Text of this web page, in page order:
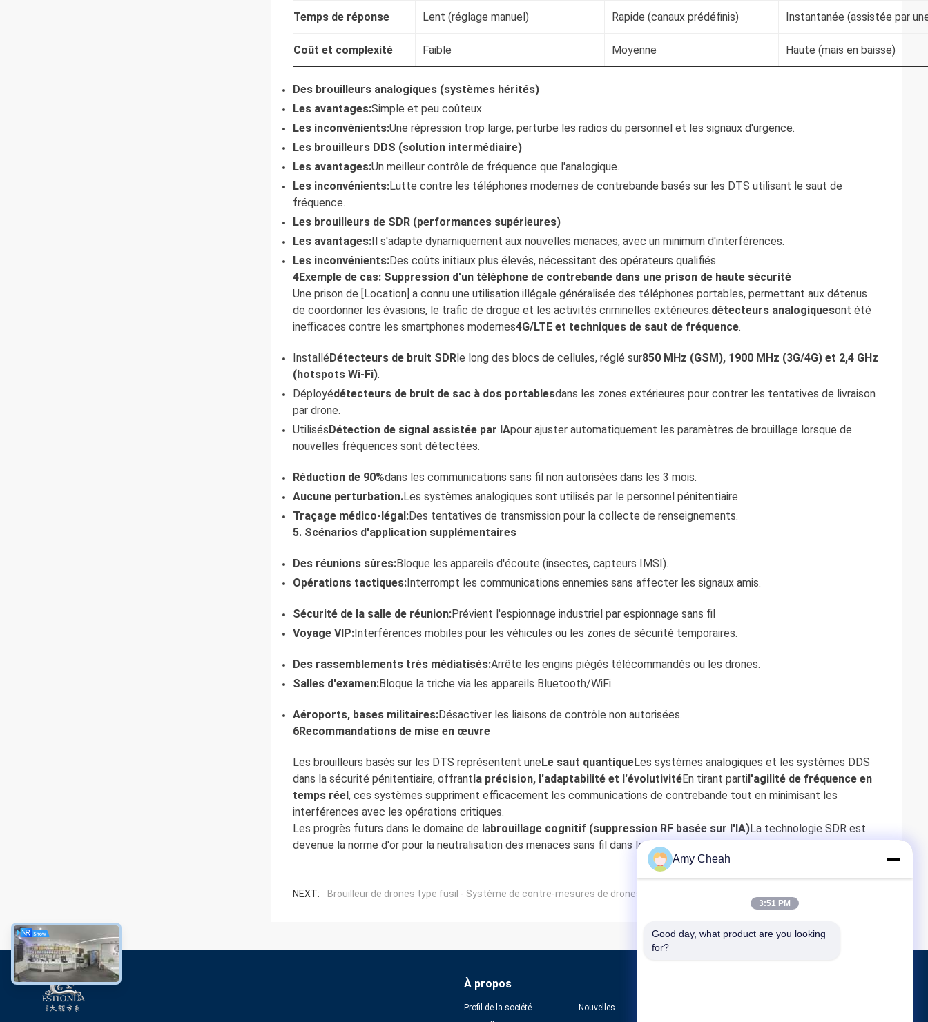
Temps de réponse Lent (réglage manuel) Rapide (canaux prédéfinis) Instantanée (assistée par
Coût et complexité Faible Moyenne Haute (mais en baisse)
Des brouilleurs analogiques (systèmes hérités)
Les avantages:Simple et peu coûteux.
Les inconvénients:Une répression trop large, perturbe les radios du personnel et les signaux d'urgence.
Les brouilleurs DDS (solution intermédiaire)
Les avantages:Un meilleur contrôle de fréquence que l'analogique.
Les inconvénients:Lutte contre les téléphones modernes de contrebande basés sur les DTS utilisant le saut de
fréquence.
Les brouilleurs de SDR (performances supérieures)
Les avantages:Il s'adapte dynamiquement aux nouvelles menaces, avec un minimum d'interférences.
Les inconvénients:Des coûts initiaux plus élevés, nécessitant des opérateurs qualifiés.
4Exemple de cas: Suppression d'un téléphone de contrebande dans une prison de haute sécurité
Une prison de [Location] a connu une utilisation illégale généralisée des téléphones portables, permettant aux détenus
de coordonner les évasions, le trafic de drogue et les activités criminelles extérieures.détecteurs analogiquesont été
inefficaces contre les smartphones modernes4G/LTE et techniques de saut de fréquence.
InstalléDétecteurs de bruit SDRle long des blocs de cellules, réglé sur850 MHz (GSM), 1900 MHz (3G/4G) et 2,4 GHz
(hotspots Wi-Fi).
Déployédétecteurs de bruit de sac à dos portablesdans les zones extérieures pour contrer les tentatives de livraison
par drone.
UtilisésDétection de signal assistée par IApour ajuster automatiquement les paramètres de brouillage lorsque de
nouvelles fréquences sont détectées.
Réduction de 90%dans les communications sans fil non autorisées dans les 3 mois.
Aucune perturbation.Les systèmes analogiques sont utilisés par le personnel pénitentiaire.
Traçage médico-légal:Des tentatives de transmission pour la collecte de renseignements.
5. Scénarios d'application supplémentaires
Des réunions sûres:Bloque les appareils d'écoute (insectes, capteurs IMSI).
Opérations tactiques:Interrompt les communications ennemies sans affecter les signaux amis.
Sécurité de la salle de réunion:Prévient l'espionnage industriel par espionnage sans fil
Voyage VIP:Interférences mobiles pour les véhicules ou les zones de sécurité temporaires.
Des rassemblements très médiatisés:Arrête les engins piégés télécommandés ou les drones.
Salles d'examen:Bloque la triche via les appareils Bluetooth/WiFi.
Aéroports, bases militaires:Désactiver les liaisons de contrôle non autorisées.
6Recommandations de mise en œuvre
Les brouilleurs basés sur les DTS représentent uneLe saut quantiqueLes systèmes analogiques et les systèmes DDS
dans la sécurité pénitentiaire, offrantla précision, l'adaptabilité et l'évolutivitéEn tirant partil'agilité de fréquence en
temps réel, ces systèmes suppriment efficacement les communications de contrebande tout en minimisant les
interférences avec les opérations critiques.
Les progrès futurs dans le domaine de labrouillage cognitif (suppression RF basée sur l'IA)La technologie SDR est
devenue la norme d'or pour la neutralisation des menaces sans fil dans les prisons et au-delà.
NEXT: Brouilleur de drones type fusil - Système de contre-mesures de drones portable et multi-fréquences
À propos
Profil de la société
Nouvelles
Amy Cheah
3:51 PM
Good day, what product are you looking
for?